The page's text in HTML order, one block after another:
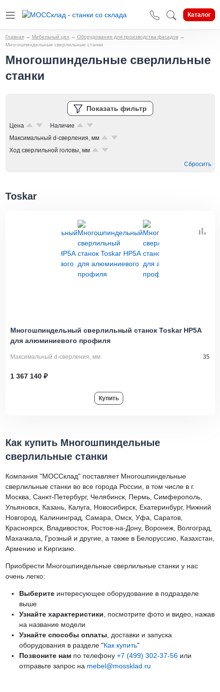
Каталог
Главная → Мебельный цех → Оборудование для производства фасадов →
Многошпиндельные сверлильные станки
Многошпиндельные сверлильные
станки
Показать фильтр
Цена
Наличие
Максимальный d-сверления, мм
Ход сверлильной головы, мм
Сбросить
Toskar
Многошпиндельный сверлильный станок Toskar HP5A
для алюминиевого профиля
Максимальный d-сверления, мм: 35
1 367 140 ₽
Купить
Как купить Многошпиндельные
сверлильные станки
Компания "МОССклад" поставляет Многошпиндельные
сверлильные станки во все города России, в том числе в г.
Москва, Санкт-Петербург, Челябинск, Пермь, Симферополь,
Ульяновск, Казань, Калуга, Новосибирск, Екатеринбург, Нижний
Новгород, Калининград, Самара, Омск, Уфа, Саратов,
Красноярск, Владивосток, Ростов-на-Дону, Воронеж, Волгоград,
Махачкала, Грозный и другие, а также в Белоруссию, Казахстан,
Армению и Киргизию.
Приобрести Многошпиндельные сверлильные станки у нас
очень легко:
Выберитеинтересующее оборудование в подразделе
выше
Узнайте характеристики , посмотрите фото и видео, нажав
на название модели
Узнайте способы оплаты , доставки и запуска
оборудования в разделе "Как купить"
Позвоните нампо телефону +7 (499) 302-37-56или
отправьте запрос на mebel@mossklad.ru